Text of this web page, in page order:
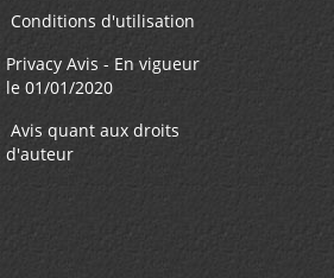
Conditions d'utilisation
Privacy Avis - En vigueur
le 01/01/2020
Avis quant aux droits
d'auteur